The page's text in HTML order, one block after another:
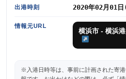
出港時刻 2020年02月01
情報元URL
横浜市 - 横浜
※入港日時等は、事前に計画された寄